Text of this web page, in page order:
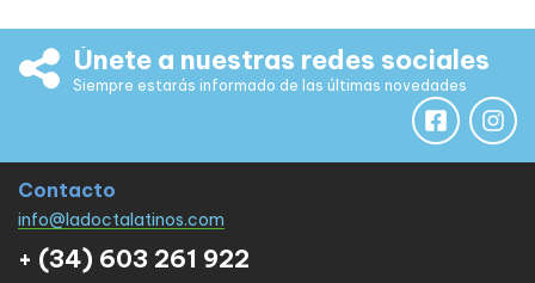
Únete a nuestras redes sociales
Siempre estarás informado de las últimas novedades
Contacto
info@ladoctalatinos.com
+ (34) 603 261 922